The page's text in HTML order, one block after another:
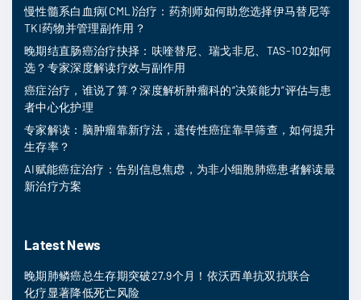
慢性髓系白血病(CML)治疗：药剂师如何助您选择伊马替尼等
TKI药物并管理副作用？
晚期结直肠癌治疗抉择：呋喹替尼、瑞戈非尼、TAS-102如何
选？专家深度解读疗效与副作用
癌症治疗，谁说了算？深度解析肿瘤科的“决策能力”评估与患
者中心化护理
专家解读：脑肿瘤靠新疗法，遗传性癌症靠早筛查，如何提升
生存率？
AI赋能癌症治疗：告别信息焦虑，为非小细胞肺癌患者解读最
新治疗方案
Latest News
晚期肺鳞癌总生存期突破27.9个月！依沃西单抗双抗联合
化疗显著降低死亡风险